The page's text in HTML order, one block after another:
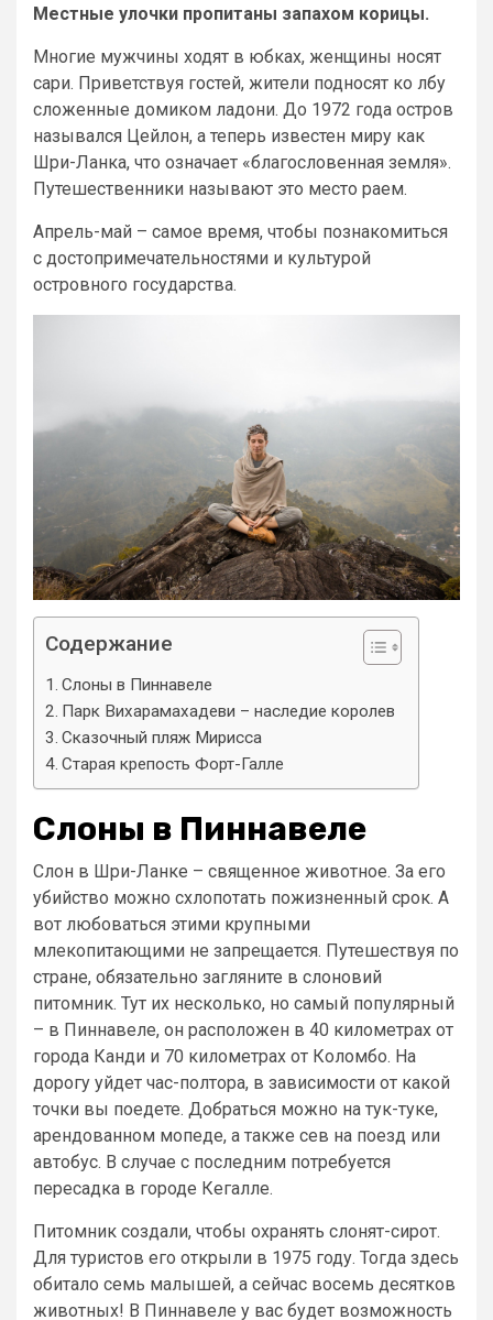
Местные улочки пропитаны запахом корицы.
Многие мужчины ходят в юбках, женщины носят
сари. Приветствуя гостей, жители подносят ко лбу
сложенные домиком ладони. До 1972 года остров
назывался Цейлон, а теперь известен миру как
Шри-Ланка, что означает «благословенная земля».
Путешественники называют это место раем.
Апрель-май – самое время, чтобы познакомиться
с достопримечательностями и культурой
островного государства.
Содержание
Слоны в Пиннавеле
Парк Вихарамахадеви – наследие королев
Сказочный пляж Мирисса
Старая крепость Форт-Галле
Слоны в Пиннавеле
Слон в Шри-Ланке – священное животное. За его
убийство можно схлопотать пожизненный срок. А
вот любоваться этими крупными
млекопитающими не запрещается. Путешествуя по
стране, обязательно загляните в слоновий
питомник. Тут их несколько, но самый популярный
– в Пиннавеле, он расположен в 40 километрах от
города Канди и 70 километрах от Коломбо. На
дорогу уйдет час-полтора, в зависимости от какой
точки вы поедете. Добраться можно на тук-туке,
арендованном мопеде, а также сев на поезд или
автобус. В случае с последним потребуется
пересадка в городе Кегалле.
Питомник создали, чтобы охранять слонят-сирот.
Для туристов его открыли в 1975 году. Тогда здесь
обитало семь малышей, а сейчас восемь десятков
животных! В Пиннавеле у вас будет возможность